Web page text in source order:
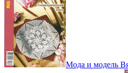
Мода и модель